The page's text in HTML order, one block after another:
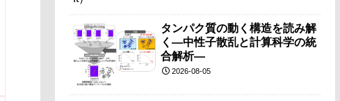
タンパク質の動く構造を読み解
く―中性子散乱と計算科学の統
合解析―
2026-08-05